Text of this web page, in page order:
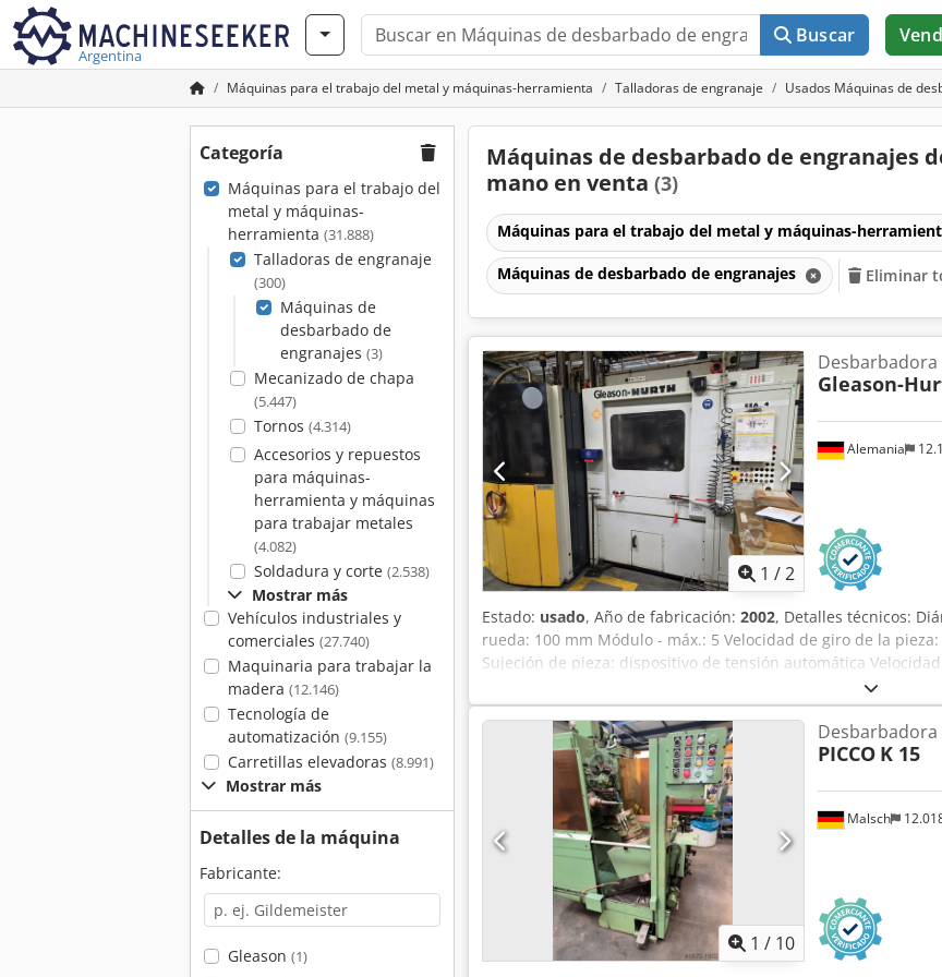
Argentina
Buscar
Máquinas para el trabajo del metal y máquinas-herramienta Talladoras de engranaje Usados Máquinas de
Categoría
Máquinas para el trabajo del
metal y máquinas-
herramienta (31.888)
Talladoras de engranaje
(300)
Máquinas de
desbarbado de
engranajes (3)
Mecanizado de chapa
(5.447)
Tornos (4.314)
Accesorios y repuestos
para máquinas-
herramienta y máquinas
para trabajar metales
(4.082)
Soldadura y corte (2.538)
Mostrar más
Vehículos industriales y
comerciales (27.740)
Maquinaria para trabajar la
madera (12.146)
Tecnología de
automatización (9.155)
Carretillas elevadoras (8.991)
Mostrar más
Detalles de la máquina
Fabricante:
Gleason (1)
Máquinas de desbarbado de engranajes
mano en venta (3)
Máquinas para el trabajo del metal y máquinas-
Máquinas de desbarbado de engranajes Eliminar
1 /2
Alemania
Gleason-
Estado: usado, Año de fabricación: 2002, Detalles técnicos:
rueda: 100 mm Módulo - máx.: 5 Velocidad de giro de la
Sujeción de pieza: dispositivo de tensión automática
del husillo: 100 mm Crsdpfx Aoyzh Rasciof Diámetro de la
contrapunto: 80 mm Peso de la máquina aprox.: 3500 kg
Potencia total requerida: 10 kVA
1 / 10
Malsch
PICCO K 15